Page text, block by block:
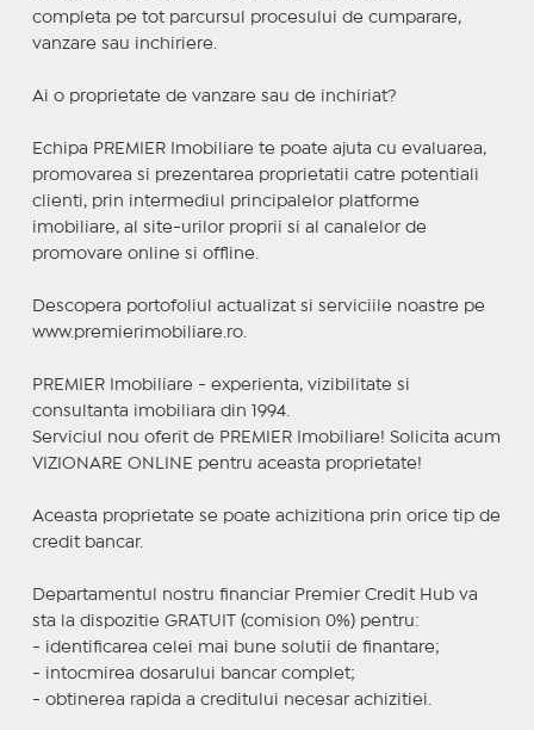
completa pe tot parcursul procesului de cumparare,
vanzare sau inchiriere.
Ai o proprietate de vanzare sau de inchiriat?
Echipa PREMIER Imobiliare te poate ajuta cu evaluarea,
promovarea si prezentarea proprietatii catre potentiali
clienti, prin intermediul principalelor platforme
imobiliare, al site-urilor proprii si al canalelor de
promovare online si offline.
Descopera portofoliul actualizat si serviciile noastre pe
www.premierimobiliare.ro.
PREMIER Imobiliare - experienta, vizibilitate si
consultanta imobiliara din 1994.
Serviciul nou oferit de PREMIER Imobiliare! Solicita acum
VIZIONARE ONLINE pentru aceasta proprietate!
Aceasta proprietate se poate achizitiona prin orice tip de
credit bancar.
Departamentul nostru financiar Premier Credit Hub va
sta la dispozitie GRATUIT (comision 0%) pentru:
- identificarea celei mai bune solutii de finantare;
- intocmirea dosarului bancar complet;
- obtinerea rapida a creditului necesar achizitiei.